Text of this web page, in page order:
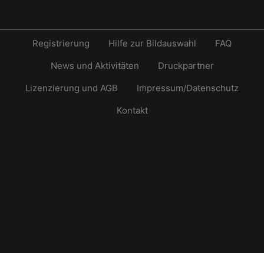
Registrierung Hilfe zur Bildauswahl
FAQ
News und Aktivitäten
Druckpartner
Lizenzierung und AGB
Impressum/Datenschutz
Kontakt